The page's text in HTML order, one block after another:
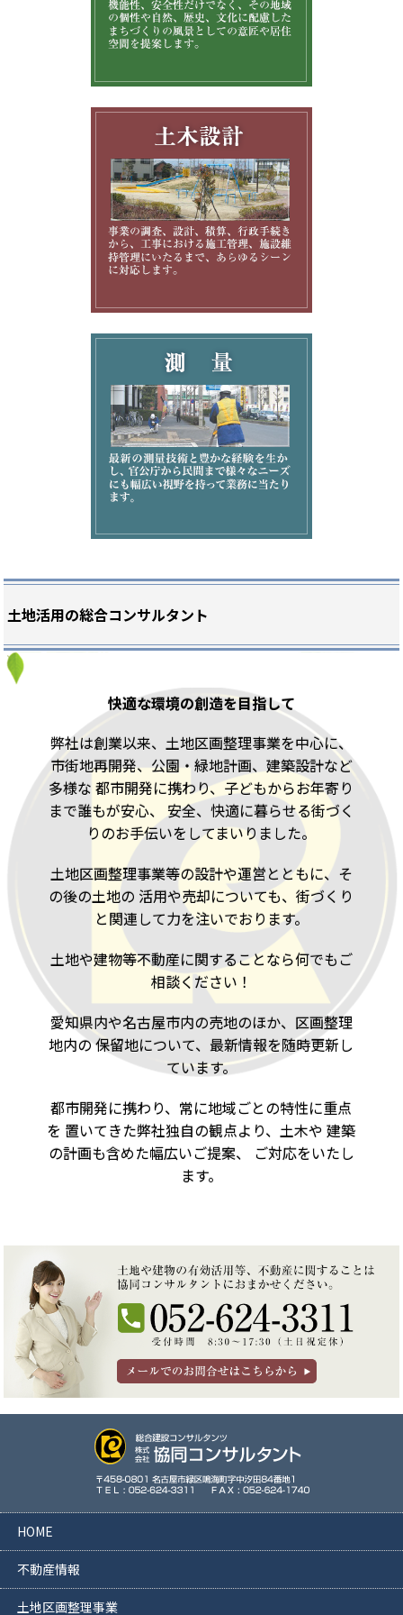
土地活用の総合コンサルタント
快適な環境の創造を目指して
弊社は創業以来、土地区画整理事業を中心に、
市街地再開発、公園・緑地計画、建築設計など
多様な 都市開発に携わり、子どもからお年寄り
まで誰もが安心、 安全、快適に暮らせる街づく
りのお手伝いをしてまいりました。
土地区画整理事業等の設計や運営とともに、そ
の後の土地の 活用や売却についても、街づくり
と関連して力を注いでおります。
土地や建物等不動産に関することなら何でもご
相談ください！
愛知県内や名古屋市内の売地のほか、区画整理
地内の保留地について、最新情報を随時更新し
ています。
都市開発に携わり、常に地域ごとの特性に重点
を 置いてきた弊社独自の観点より、土木や 建築
の計画も含めた幅広いご提案、
ご対応をいたし
ます。
HOME
不動産情報
土地区画整理事業